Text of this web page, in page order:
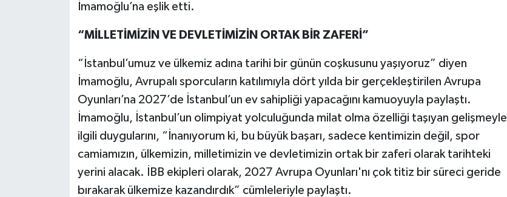
İmamoğlu’na eşlik etti.
“MİLLETİMİZİN VE DEVLETİMİZİN ORTAK BİR ZAFERİ”
“İstanbul’umuz ve ülkemiz adına tarihi bir günün coşkusunu yaşıyoruz” diyen
İmamoğlu, Avrupalı sporcuların katılımıyla dört yılda bir gerçekleştirilen Avrupa
Oyunları’na 2027’de İstanbul’un ev sahipliği yapacağını kamuoyuyla paylaştı.
İmamoğlu, İstanbul’un olimpiyat yolculuğunda milat olma özelliği taşıyan gelişmeyle
ilgili duygularını, “İnanıyorum ki, bu büyük başarı, sadece kentimizin değil, spor
camiamızın, ülkemizin, milletimizin ve devletimizin ortak bir zaferi olarak tarihteki
yerini alacak. İBB ekipleri olarak, 2027 Avrupa Oyunları'nı çok titiz bir süreci geride
bırakarak ülkemize kazandırdık” cümleleriyle paylaştı.